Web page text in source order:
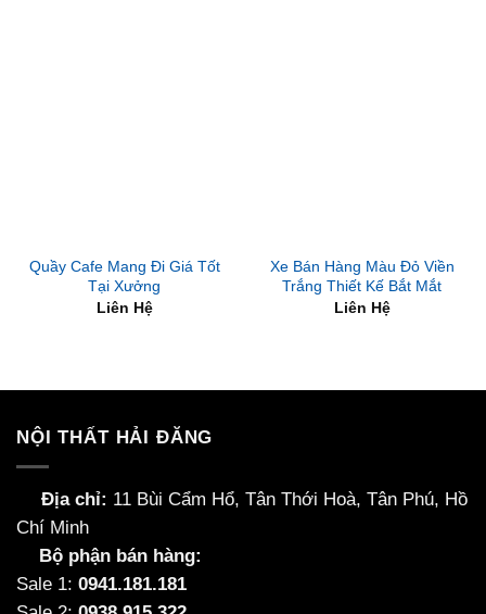
Quầy Cafe Mang Đi Giá Tốt
Tại Xưởng
Liên Hệ
Xe Bán Hàng Màu Đỏ Viền
Trắng Thiết Kế Bắt Mắt
Liên Hệ
NỘI THẤT HẢI ĐĂNG
Địa chỉ: 11 Bùi Cẩm Hổ, Tân Thới Hoà, Tân Phú, Hồ
Chí Minh
Bộ phận bán hàng:
Sale 1: 0941.181.181